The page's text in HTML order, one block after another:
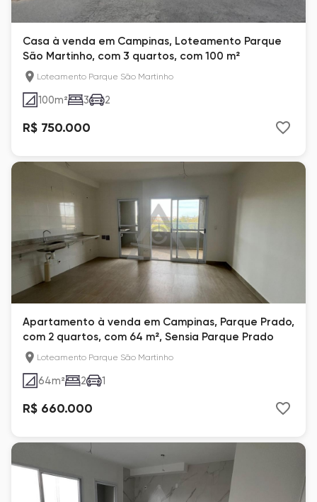
Casa à venda em Campinas, Loteamento Parque
São Martinho, com 3 quartos, com 100 m²
Loteamento Parque São Martinho
100m² 3 2
R$ 750.000
Apartamento à venda em Campinas, Parque Prado,
com 2 quartos, com 64 m², Sensia Parque Prado
Loteamento Parque São Martinho
64m² 2 1
R$ 660.000